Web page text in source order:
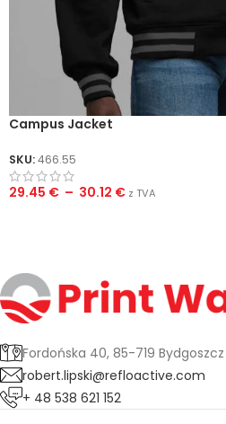
Campus Jacket
SKU:466.55
29.45 € – 30.12 € z TVA
Fordońska 40, 85-719 Bydgoszcz
robert.lipski@refloactive.com
+ 48 538 621 152